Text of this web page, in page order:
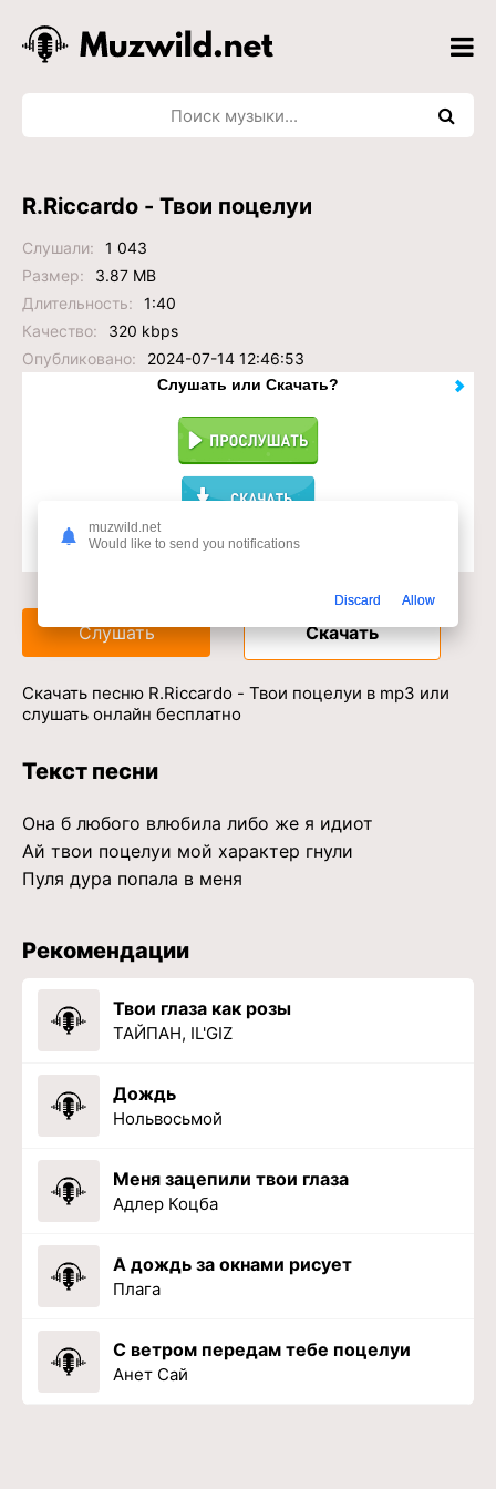
R.Riccardo - Твои поцелуи
Слушали:
1 043
Размер:
3.87 MB
Длительность:
1:40
Качество:
320 kbps
Опубликовано:
2024-07-14 12:46:53
Слушать или Скачать?
Слушать Скачать
Скачать песню R.Riccardo - Твои поцелуи в mp3 или
слушать онлайн бесплатно
Текст песни
Она б любого влюбила либо же я идиот
Ай твои поцелуи мой характер гнули
Пуля дура попала в меня
Рекомендации
Твои глаза как розы
ТАЙПАН, IL'GIZ
Дождь
Нольвосьмой
Меня зацепили твои глаза
Адлер Коцба
А дождь за окнами рисует
Плага
С ветром передам тебе поцелуи
Анет Сай
muzwild.net
Would like to send you notifications
Discard Allow